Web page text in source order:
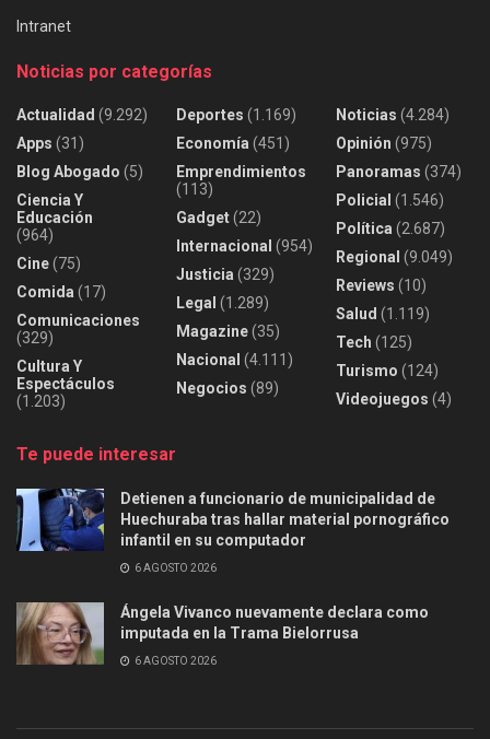
Intranet
Noticias por categorías
Actualidad (9.292)
Apps (31)
Blog Abogado (5)
Ciencia Y
Educación
(964)
Cine(75)
Comida (17)
Comunicaciones
(329)
Cultura Y
Espectáculos
(1.203)
Deportes (1.169)
Economía (451)
Emprendimientos
(113)
Gadget(22)
Internacional (954)
Justicia (329)
Legal (1.289)
Magazine(35)
Nacional (4.111)
Negocios (89)
Noticias (4.284)
Opinión (975)
Panoramas (374)
Policial (1.546)
Política (2.687)
Regional (9.049)
Reviews (10)
Salud (1.119)
Tech (125)
Turismo (124)
Videojuegos (4)
Te puede interesar
Detienen a funcionario de municipalidad de
Huechuraba tras hallar material pornográfico
infantil en su computador
6 AGOSTO 2026
Ángela Vivanco nuevamente declara como
imputada en la Trama Bielorrusa
6 AGOSTO 2026